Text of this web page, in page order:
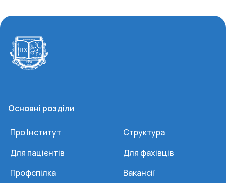
Основні розділи
Про Інститут
Структура
Для пацієнтів
Для фахівців
Профспілка
Вакансії